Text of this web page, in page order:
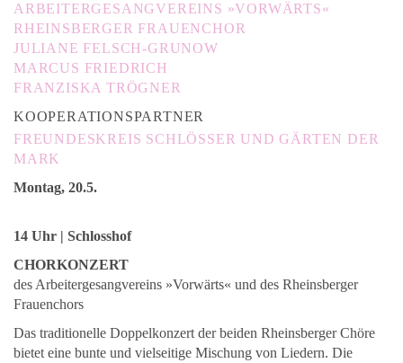
ARBEITERGESANGVEREINS »VORWÄRTS«
RHEINSBERGER FRAUENCHOR
JULIANE FELSCH-GRUNOW
MARCUS FRIEDRICH
FRANZISKA TRÖGNER
KOOPERATIONSPARTNER
FREUNDESKREIS SCHLÖSSER UND GÄRTEN DER
MARK
Montag, 20.5.
14 Uhr | Schlosshof
CHORKONZERT
des Arbeitergesangvereins »Vorwärts« und des Rheinsberger
Frauenchors
Das traditionelle Doppelkonzert der beiden Rheinsberger Chöre
bietet eine bunte und vielseitige Mischung von Liedern. Die